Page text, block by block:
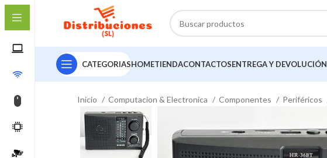
CATEGORIASHOMETIENDACONTACTOSENTREGA Y DEVOLUCIÓN
Inicio Computacion & Electronica Componentes Periféricos